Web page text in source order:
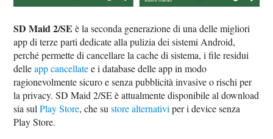
SD Maid 2/SE è la seconda generazione di una delle migliori
app di terze parti dedicate alla pulizia dei sistemi Android,
perché permette di cancellare la cache di sistema, i file residui
delleapp cancellatee i database delle app in modo
ragionevolmente sicuro e senza pubblicità invasive o rischi per
la privacy. SD Maid 2/SE è attualmente disponibile al download
sia sulPlay Store, che sustore alternativi per i device senza
Play Store.